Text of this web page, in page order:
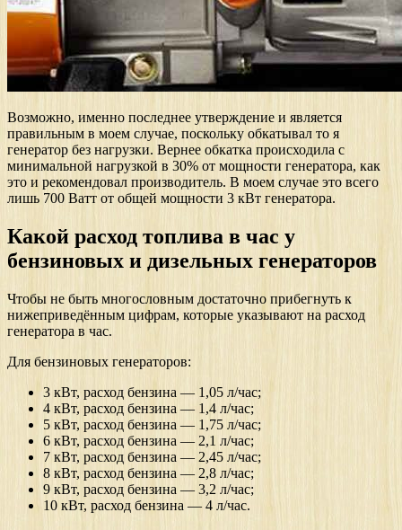
Возможно, именно последнее утверждение и является
правильным в моем случае, поскольку обкатывал то я
генератор без нагрузки. Вернее обкатка происходила с
минимальной нагрузкой в 30% от мощности генератора, как
это и рекомендовал производитель. В моем случае это всего
лишь 700 Ватт от общей мощности 3 кВт генератора.
Какой расход топлива в час у
бензиновых и дизельных генераторов
Чтобы не быть многословным достаточно прибегнуть к
нижеприведённым цифрам, которые указывают на расход
генератора в час.
Для бензиновых генераторов:
3 кВт, расход бензина — 1,05 л/час;
4 кВт, расход бензина — 1,4 л/час;
5 кВт, расход бензина — 1,75 л/час;
6 кВт, расход бензина — 2,1 л/час;
7 кВт, расход бензина — 2,45 л/час;
8 кВт, расход бензина — 2,8 л/час;
9 кВт, расход бензина — 3,2 л/час;
10 кВт, расход бензина — 4 л/час.